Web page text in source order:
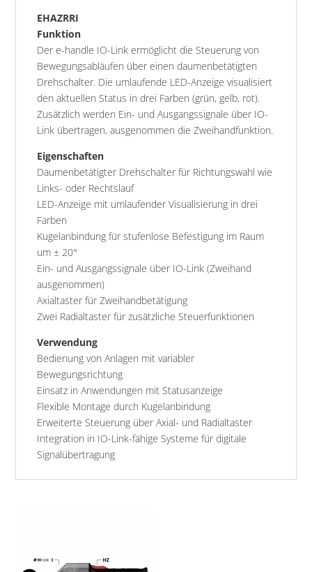
EHAZRRI
Funktion
Der e-handle IO-Link ermöglicht die Steuerung von
Bewegungsabläufen über einen daumenbetätigten
Drehschalter. Die umlaufende LED-Anzeige visualisiert
den aktuellen Status in drei Farben (grün, gelb, rot).
Zusätzlich werden Ein- und Ausgangssignale über IO-
Link übertragen, ausgenommen die Zweihandfunktion.
Eigenschaften
Daumenbetätigter Drehschalter für Richtungswahl wie
Links- oder Rechtslauf
LED-Anzeige mit umlaufender Visualisierung in drei
Farben
Kugelanbindung für stufenlose Befestigung im Raum
um ± 20°
Ein- und Ausgangssignale über IO-Link (Zweihand
ausgenommen)
Axialtaster für Zweihandbetätigung
Zwei Radialtaster für zusätzliche Steuerfunktionen
Verwendung
Bedienung von Anlagen mit variabler
Bewegungsrichtung
Einsatz in Anwendungen mit Statusanzeige
Flexible Montage durch Kugelanbindung
Erweiterte Steuerung über Axial- und Radialtaster
Integration in IO-Link-fähige Systeme für digitale
Signalübertragung